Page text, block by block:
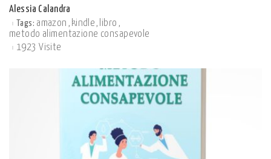
Posted
by
Alessia Calandra
Tags: amazon kindle
libro
metodo alimentazione consapevole
1923 Visite